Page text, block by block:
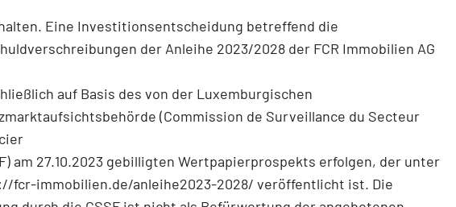
Eine Investitionsentscheidung betreffend die
der Anleihe 2023/2028 der FCR Immobilien AG
auf Basis des von der Luxemburgischen
(Commission de Surveillance du Secteur
am 27.10.2023 gebilligten Wertpapierprospekts erfolgen, der unter
fcr-immobilien.de/anleihe2023-2028/ veröffentlicht ist. Die